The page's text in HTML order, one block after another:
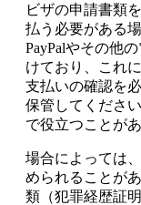
ビザの申請書類
払う必要がある
PayPalやその他
けており、これ
支払いの確認を
保管してくださ
で役立つことがあ
場合によっては
められることが
類（犯罪経歴証